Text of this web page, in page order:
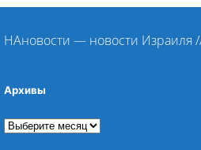
НАновости — новости Израиля
Архивы